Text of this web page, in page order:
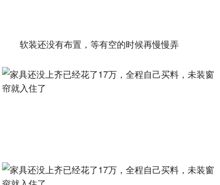
软装还没有布置，等有空的时候再慢慢弄